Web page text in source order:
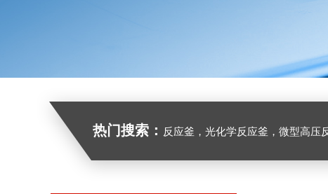
热门搜索： 反应釜，光化学反应釜，微型高压